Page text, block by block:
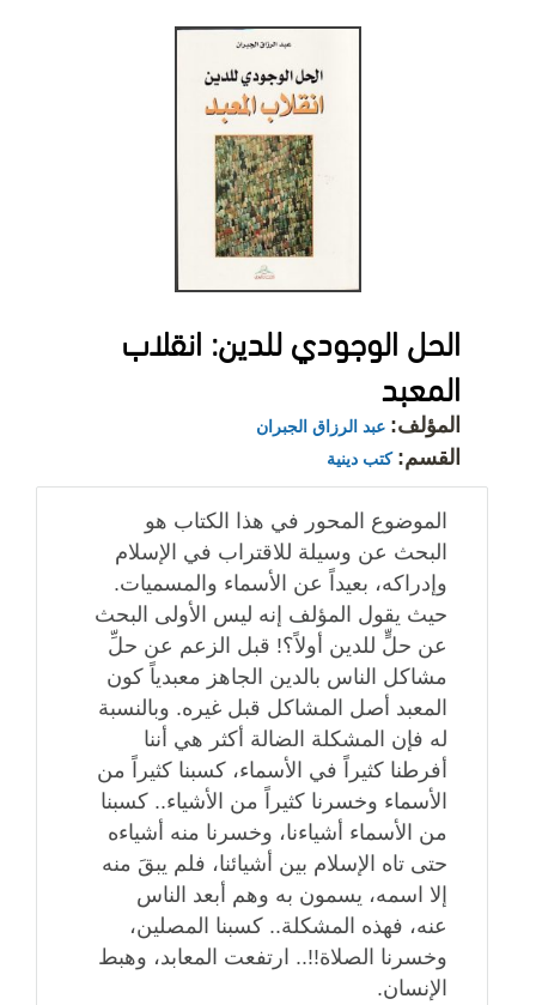
الحل الوجودي للدين: انقلاب
المعبد
المؤلف: عبد الرزاق الجبران
القسم: كتب دينية
الموضوع المحور في هذا الكتاب هو
البحث عن وسيلة للاقتراب في الإسلام
وإدراكه، بعيداً عن الأسماء والمسميات.
حيث يقول المؤلف إنه ليس الأولى البحث
عن حلٍّ للدين أولاً؟! قبل الزعم عن حلِّ
مشاكل الناس بالدين الجاهز معبدياً كون
المعبد أصل المشاكل قبل غيره. وبالنسبة
له فإن المشكلة الضالة أكثر هي أننا
أفرطنا كثيراً في الأسماء، كسبنا كثيراً من
الأسماء وخسرنا كثيراً من الأشياء.. كسبنا
من الأسماء أشياءنا، وخسرنا منه أشياءه
حتى تاه الإسلام بين أشيائنا، فلم يبقَ منه
إلا اسمه، يسمون به وهم أبعد الناس
عنه، فهذه المشكلة.. كسبنا المصلين،
وخسرنا الصلاة!!.. ارتفعت المعابد، وهبط
الإنسان.